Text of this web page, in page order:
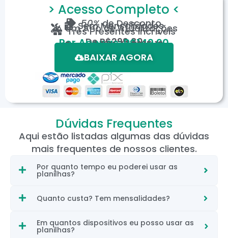
> Acesso Completo <
50%de Desconto
Sem Mensalidades
Um Ano de Atualizações
Três Presentes Incríveis
DeR$299,80
Por Apenas: R$149,90
Em até 12X de R$15,19
*Oferta válida por tempo limitado.
BAIXAR AGORA
Dúvidas Frequentes
Aqui estão listadas algumas das dúvidas
mais frequentes de nossos clientes.
Por quanto tempo eu poderei usar as
planilhas?
Quanto custa? Tem mensalidades?
Em quantos dispositivos eu posso usar as
planilhas?